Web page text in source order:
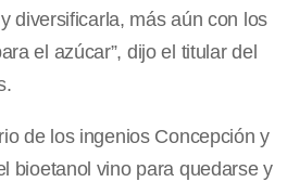
diversificarla, más aún con los
el azúcar”, dijo el titular del
de los ingenios Concepción y
bioetanol vino para quedarse y